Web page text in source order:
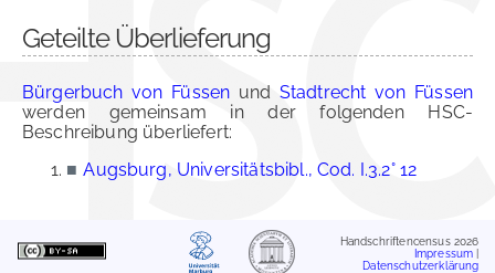
Geteilte Überlieferung
Bürgerbuch von Füssen und Stadtrecht von Füssen
werden gemeinsam in der folgenden HSC-
Beschreibung überliefert:
■ Augsburg, Universitätsbibl., Cod. I.3.2° 12
Handschriftencensus 2026
Impressum
Datenschutzerklärung